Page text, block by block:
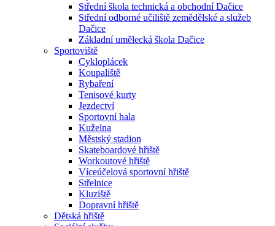
Střední škola technická a obchodní Dačice
Střední odborné učiliště zemědělské a služeb
Dačice
Základní umělecká škola Dačice
Sportoviště
Cykloplácek
Koupaliště
Rybaření
Tenisové kurty
Jezdectví
Sportovní hala
Kuželna
Městský stadion
Skateboardové hřiště
Workoutové hřiště
Víceúčelová sportovní hřiště
Střelnice
Kluziště
Dopravní hřiště
Dětská hřiště